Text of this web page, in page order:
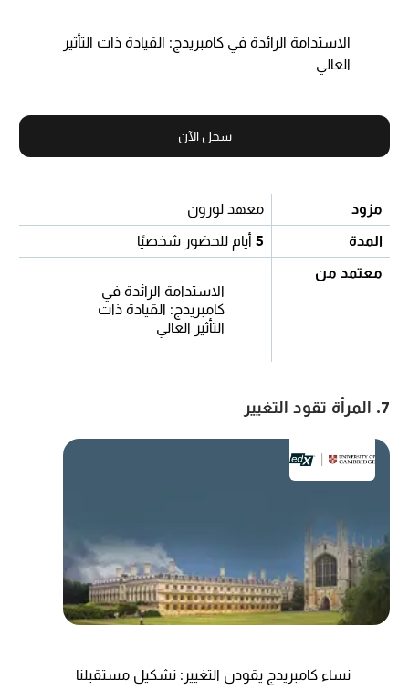
الاستدامة الرائدة في كامبريدج: القيادة ذات التأثير
العالي
سجل الآن
مزود
معهد لورون
المدة
5 أيام للحضور شخصيًا
معتمد من
الاستدامة الرائدة في
كامبريدج: القيادة ذات
التأثير العالي
7. المرأة تقود التغيير
نساء كامبريدج يقودن التغيير: تشكيل مستقبلنا